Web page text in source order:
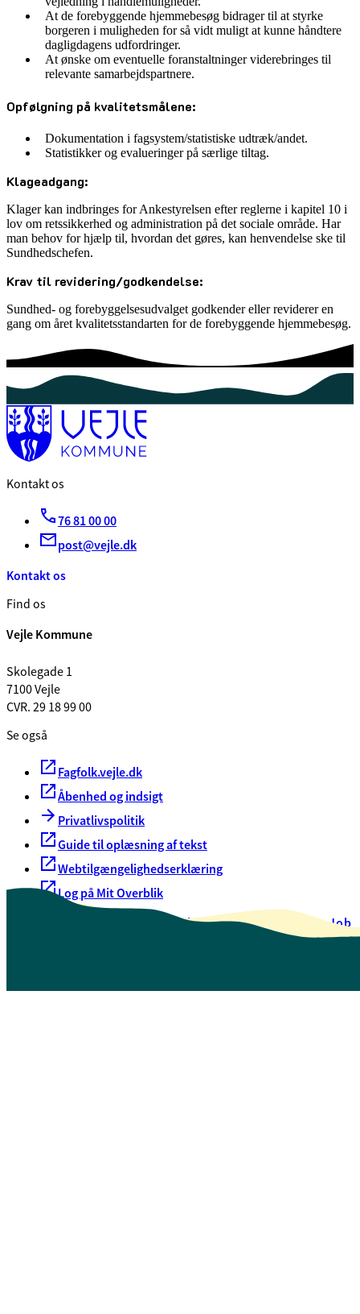
At de forebyggende hjemmebesøg bidrager til at styrke
borgeren i muligheden for så vidt muligt at kunne håndtere
dagligdagens udfordringer.
At ønske om eventuelle foranstaltninger viderebringes til
relevante samarbejdspartnere.
Opfølgning på kvalitetsmålene:
Dokumentation i fagsystem/statistiske udtræk/andet.
Statistikker og evalueringer på særlige tiltag.
Klageadgang:
Klager kan indbringes for Ankestyrelsen efter reglerne i kapitel 10 i
lov om retssikkerhed og administration på det sociale område. Har
man behov for hjælp til, hvordan det gøres, kan henvendelse ske til
Sundhedschefen.
Krav til revidering/godkendelse:
Sundhed- og forebyggelsesudvalget godkender eller reviderer en
gang om året kvalitetsstandarten for de forebyggende hjemmebesøg.
Kontakt os
76 81 00 00
post@vejle.dk
Kontakt os
Find os
Vejle Kommune
Skolegade 1
7100 Vejle
CVR. 29 18 99 00
Se også
Fagfolk.vejle.dk
Åbenhed og indsigt
Privatlivspolitik
Guide til oplæsning af tekst
Webtilgængelighedserklæring
Log på Mit Overblik
Oversigt over selvbetjeningJob